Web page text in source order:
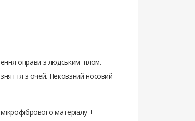
оправи з людським тілом.
зняття з очей. Нековзний носовий
матеріалу +